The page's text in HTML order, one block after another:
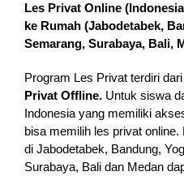
Les Privat Online
ke Rumah (Jabodetabek,
Semarang, Surabaya, Bali,
Program Les Privat terdiri dari
Privat Offline. Untuk siswa
Indonesia yang memiliki
bisa memilih les privat
di Jabodetabek, Bandung,
Surabaya, Bali dan Medan